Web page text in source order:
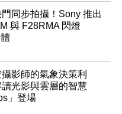
同步拍攝！Sony 推出
與 F28RMA 閃燈
影師的氣象決策利
光影與雲層的智慧
」登場